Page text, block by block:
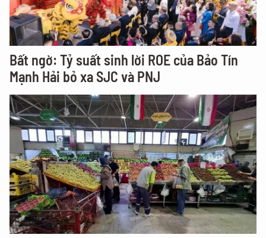
Bất ngờ: Tỷ suất sinh lời ROE của Bảo Tín
Mạnh Hải bỏ xa SJC và PNJ